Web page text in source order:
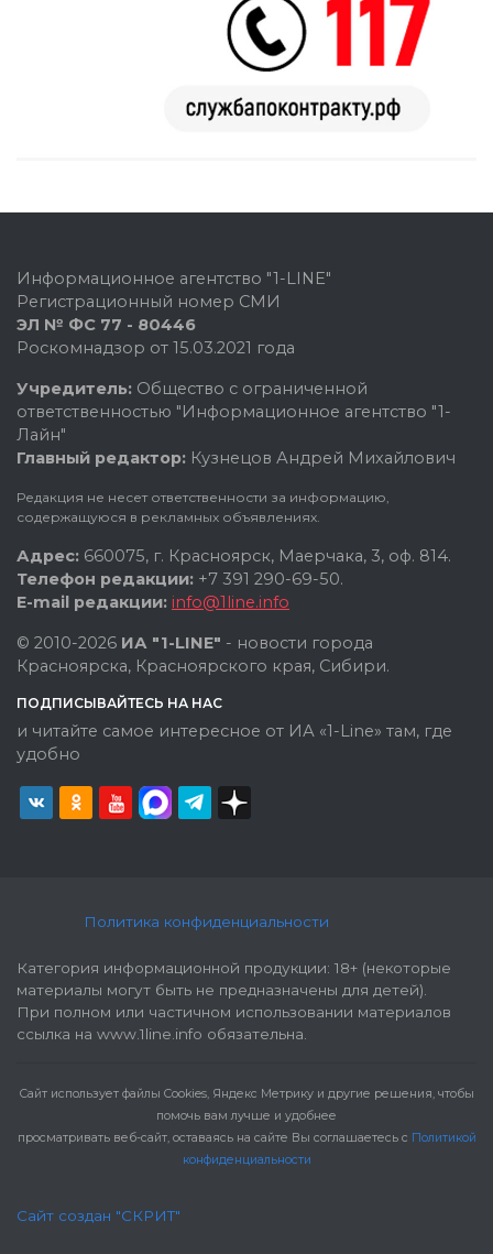
Информационное агентство "1-LINE"
Регистрационный номер СМИ
ЭЛ № ФС 77 - 80446
Роскомнадзор от 15.03.2021 года
Учредитель: Общество с ограниченной
ответственностью "Информационное агентство "1-
Лайн"
Главный редактор: Кузнецов Андрей Михайлович
Редакция не несет ответственности за информацию,
содержащуюся в рекламных объявлениях.
Адрес: 660075, г. Красноярск, Маерчака, 3, оф. 814.
Телефон редакции: +7 391 290-69-50.
E-mail редакции: info@1line.info
© 2010-2026 ИА "1-LINE" - новости города
Красноярска, Красноярского края, Сибири.
ПОДПИСЫВАЙТЕСЬ НА НАС
и читайте самое интересное от ИА «1-Line» там, где
удобно
Политика конфиденциальности
Категория информационной продукции: 18+ (некоторые
материалы могут быть не предназначены для детей).
При полном или частичном использовании материалов
ссылка на www.1line.info обязательна.
Cайт использует файлы Cookies, Яндекс Метрику и другие решения, чтобы
помочь вам лучше и удобнее
просматривать веб-сайт, оставаясь на сайте Вы соглашаетесь с Политикой
конфиденциальности
Сайт создан "СКРИТ"